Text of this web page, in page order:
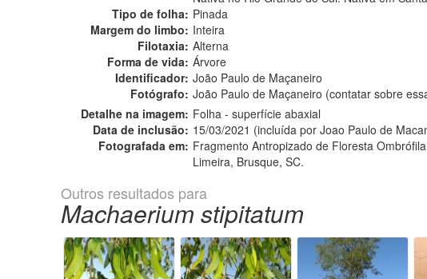
Tipo de folha: Pinada
Margem do limbo: Inteira
Filotaxia: Alterna
Forma de vida: Árvore
Identificador: João Paulo de Maçaneiro
Fotógrafo: João Paulo de Maçaneiro (contatar sobre
Detalhe na imagem: Folha - superfície abaxial
Data de inclusão: 15/03/2021 (incluída por Joao Paulo de
Fotografada em: Fragmento Antropizado de Floresta
Limeira, Brusque, SC.
Outros resultados para
Machaerium stipitatum